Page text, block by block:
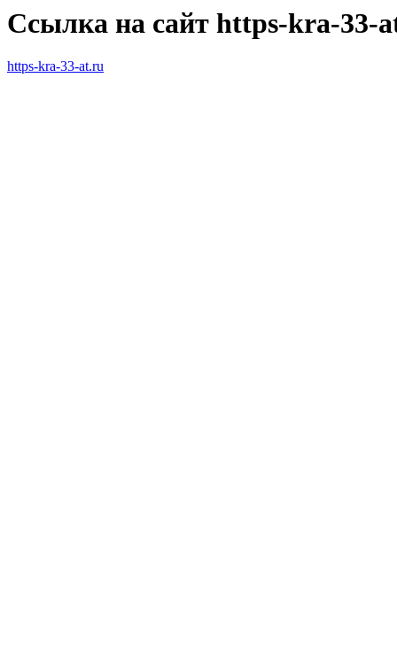
Ссылка на сайт https-kra-33-
https-kra-33-at.ru